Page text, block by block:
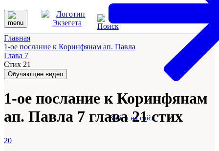
Войти на сайт
Главная
1-ое послание к Коринфянам ап. Павла
Глава 7
Стих 21
Обучающее видео
1-ое послание к Коринфянам
ап. Павла 7 глава 21 стих
20